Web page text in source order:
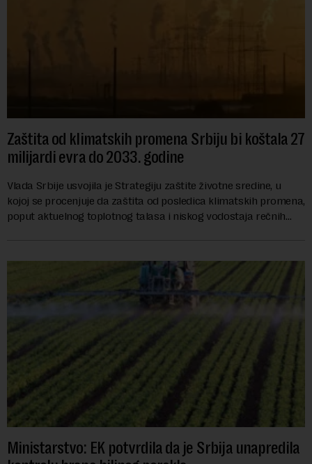
Zaštita od klimatskih promena Srbiju bi koštala 27
milijardi evra do 2033. godine
Vlada Srbije usvojila je Strategiju zaštite životne sredine, u
kojoj se procenjuje da zaštita od posledica klimatskih promena,
poput aktuelnog toplotnog talasa i niskog vodostaja rečnih
Ministarstvo: EK potvrdila da je Srbija unapredila